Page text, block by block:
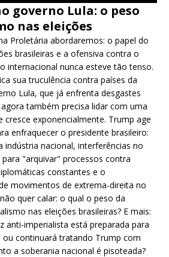
governo Lula: o peso
nas eleições
Proletária abordaremos: o papel do
brasileiras e a ofensiva contra o
internacional nunca esteve tão tenso.
sua truculência contra países da
Lula, que já enfrenta desgastes
também precisa lidar com uma
cresce exponencialmente. Trump age
enfraquecer o presidente brasileiro:
indústria nacional, interferências no
para "arquivar" processos contra
constantes e o
movimentos de extrema-direita no
quer calar: o qual o peso da
nas eleições brasileiras? E mais:
anti-imperialista está preparada para
continuará tratando Trump com
a soberania nacional é pisoteada?